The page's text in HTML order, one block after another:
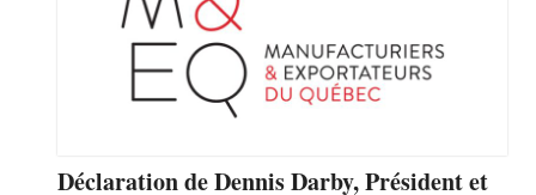
Déclaration de Dennis Darby, Président et